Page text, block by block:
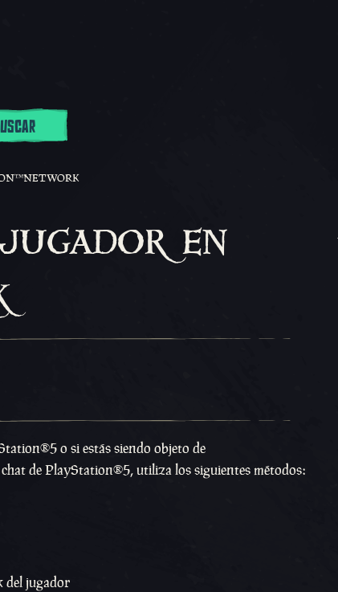
en
o si estás siendo objeto de
de PlayStation®5, utiliza los siguientes métodos:
del jugador